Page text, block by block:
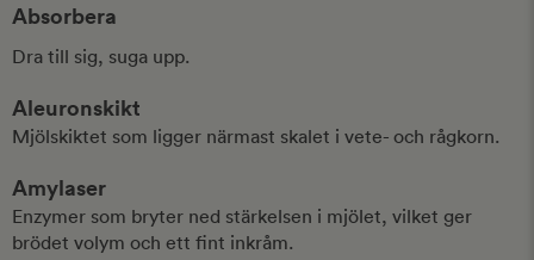
Absorbera
Dra till sig, suga upp.
Aleuronskikt
Mjölskiktet som ligger närmast skalet i vete- och rågkorn.
Amylaser
Enzymer som bryter ned stärkelsen i mjölet, vilket ger
brödet volym och ett fint inkråm.